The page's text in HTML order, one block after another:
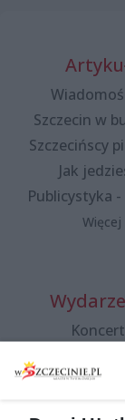
Szczecin w
Szczecińscy
Jak
Publicystyka
Więcej
Spacery i